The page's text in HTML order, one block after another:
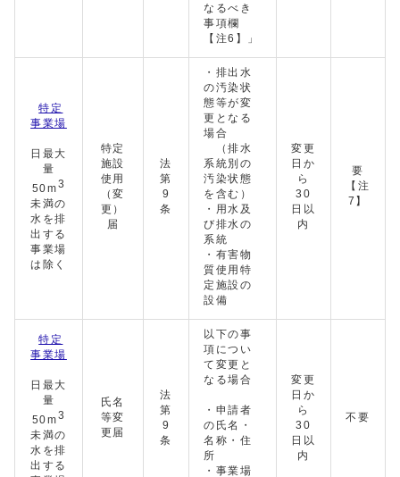
なるべき
事項欄
【注6】」
特定
事業場
日最大
量
50m3
未満の
水を排
出する
事業場
は除く
特定
施設
使用
（変
更）
届
法
第
9
条
・排出水
の汚染状
態等が変
更となる
場合
（排水
系統別の
汚染状態
を含む）
・用水及
び排水の
系統
・有害物
質使用特
定施設の
設備
変更
日か
ら
30
日以
内
要
【注
7】
特定
事業場
日最大
量
50m3
未満の
水を排
出する
氏名
等変
更届
法
第
9
条
以下の事
項につい
て変更と
なる場合
・申請者
の氏名・
名称・住
所
・事業場
変更
日か
ら
30
日以
内
不要